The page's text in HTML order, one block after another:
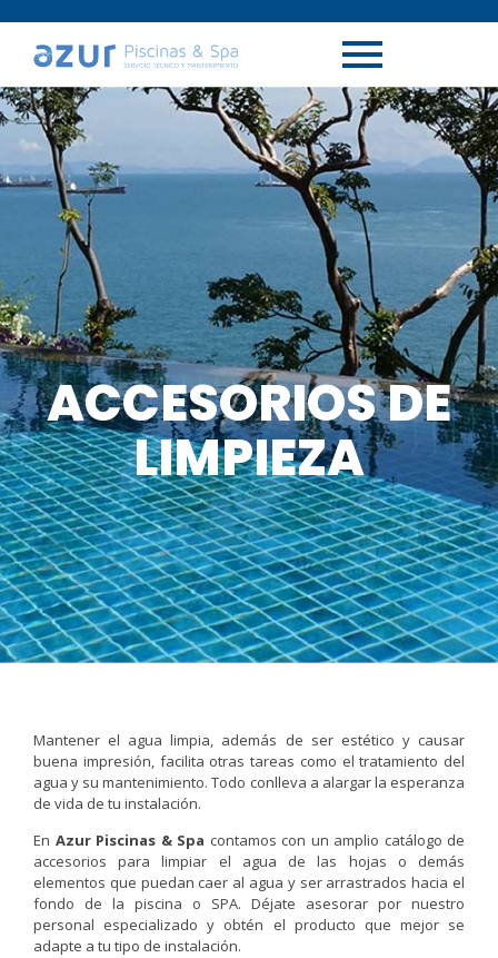
ACCESORIOS DE
LIMPIEZA
Mantener el agua limpia, además de ser estético y causar
buena impresión, facilita otras tareas como el tratamiento del
agua y su mantenimiento. Todo conlleva a alargar la esperanza
de vida de tu instalación.
En Azur Piscinas & Spa contamos con un amplio catálogo de
accesorios para limpiar el agua de las hojas o demás
elementos que puedan caer al agua y ser arrastrados hacia el
fondo de la piscina o SPA. Déjate asesorar por nuestro
personal especializado y obtén el producto que mejor se
adapte a tu tipo de instalación.